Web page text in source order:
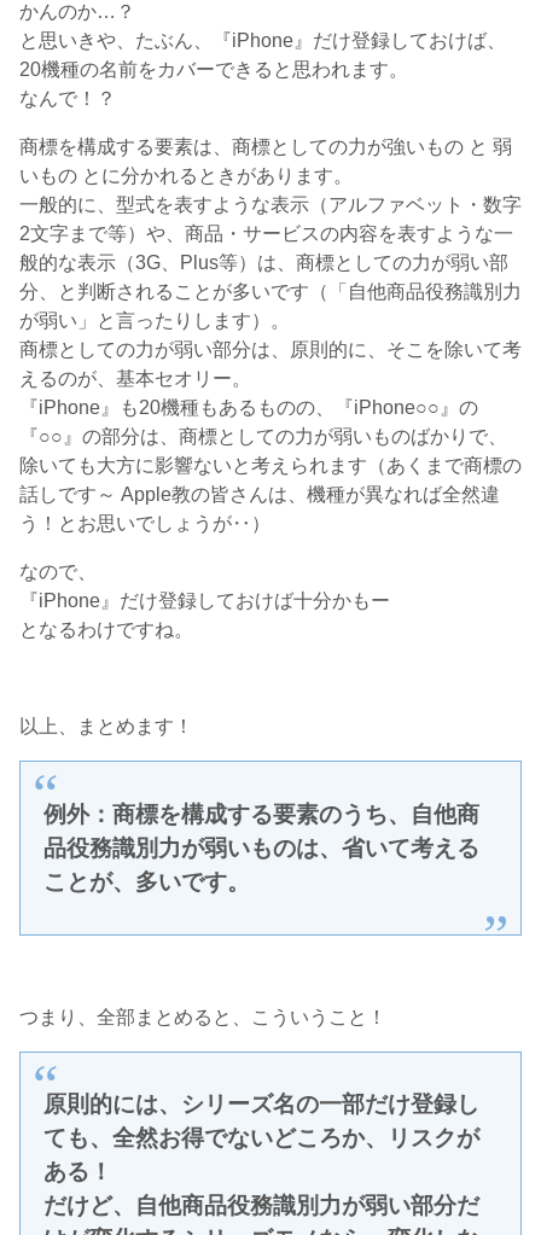
かんのか…？
と思いきや、たぶん、『iPhone』だけ登録しておけば、
20機種の名前をカバーできると思われます。
なんで！？
商標を構成する要素は、商標としての力が強いもの と 弱
いもの とに分かれるときがあります。
一般的に、型式を表すような表示（アルファベット・数字
2文字まで等）や、商品・サービスの内容を表すような一
般的な表示（3G、Plus等）は、商標としての力が弱い部
分、と判断されることが多いです（「自他商品役務識別力
が弱い」と言ったりします）。
商標としての力が弱い部分は、原則的に、そこを除いて考
えるのが、基本セオリー。
『iPhone』も20機種もあるものの、『iPhone○○』の
『○○』の部分は、商標としての力が弱いものばかりで、
除いても大方に影響ないと考えられます（あくまで商標の
話しです～ Apple教の皆さんは、機種が異なれば全然違
う！とお思いでしょうが‥）
なので、
『iPhone』だけ登録しておけば十分かもー
となるわけですね。
以上、まとめます！
例外：商標を構成する要素のうち、自他商
品役務識別力が弱いものは、省いて考える
ことが、多いです。
つまり、全部まとめると、こういうこと！
原則的には、シリーズ名の一部だけ登録し
ても、全然お得でないどころか、リスクが
ある！
だけど、自他商品役務識別力が弱い部分だ